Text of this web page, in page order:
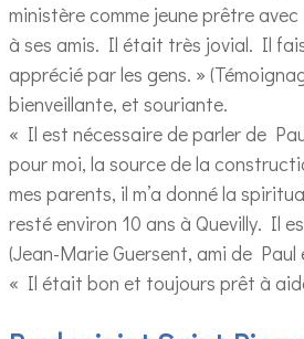
ministère comme jeune prêtre
à ses amis. Il était très jovial. Il
apprécié par les gens. »
bienveillante, et souriante.
« Il est nécessaire de parler de
pour moi, la source de la
mes parents, il m’a donné la
resté environ 10 ans à Quevilly. Il
(Jean-Marie Guersent, ami de
« Il était bon et toujours prêt à